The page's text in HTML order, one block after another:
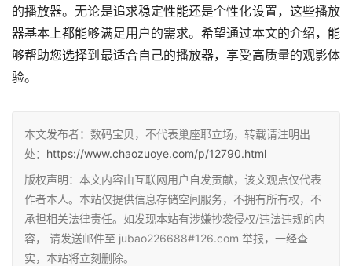
的播放器。无论是追求稳定性能还是个性化设置，这些播放
器基本上都能够满足用户的需求。希望通过本文的介绍，能
够帮助您选择到最适合自己的播放器，享受高质量的观影体
验。
本文发布者：数码宝贝，不代表巢座耶立场，转载请注明出
处： https://www.chaozuoye.com/p/12790.html
版权声明：本文内容由互联网用户自发贡献，该文观点仅代表
作者本人。本站仅提供信息存储空间服务，不拥有所有权，不
承担相关法律责任。如发现本站有涉嫌抄袭侵权/违法违规的内
容， 请发送邮件至 jubao226688#126.com 举报，一经查
实，本站将立刻删除。